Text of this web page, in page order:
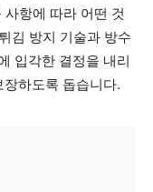
항에 따라 어떤 것
김 방지 기술과 방수
입각한 결정을 내리
하도록 돕습니다.